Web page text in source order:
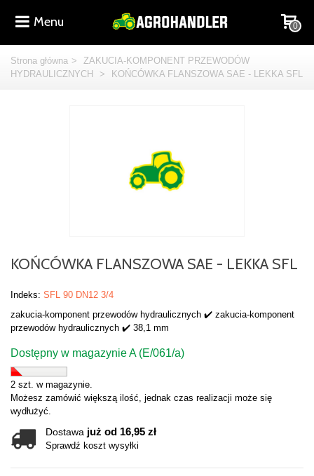
Menu 0
Strona główna >
ZAKUCIA-KOMPONENT PRZEWODÓW
HYDRAULICZNYCH
> KOŃCÓWKA FLANSZOWA SAE - LEKKA SFL
KOŃCÓWKA FLANSZOWA SAE - LEKKA SFL
Indeks: SFL 90 DN12 3/4
zakucia-komponent przewodów hydraulicznych ✔️ zakucia-komponent
przewodów hydraulicznych ✔️ 38,1 mm
Dostępny w magazynie A (E/061/a)
2 szt. w magazynie.
Możesz zamówić większą ilość, jednak czas realizacji może się
wydłużyć.
Dostawa już od 16,95 zł
Sprawdź koszt wysyłki